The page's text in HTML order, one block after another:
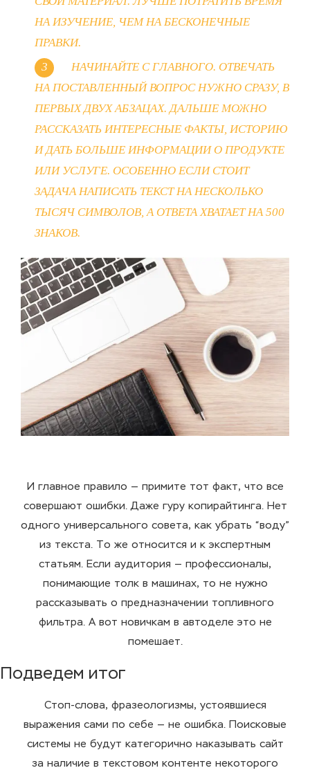
НА ИЗУЧЕНИЕ, ЧЕМ НА БЕСКОНЕЧНЫЕ
ПРАВКИ.
НАЧИНАЙТЕ С ГЛАВНОГО. ОТВЕЧАТЬ
НА ПОСТАВЛЕННЫЙ ВОПРОС НУЖНО СРАЗУ, В
ПЕРВЫХ ДВУХ АБЗАЦАХ. ДАЛЬШЕ МОЖНО
РАССКАЗАТЬ ИНТЕРЕСНЫЕ ФАКТЫ, ИСТОРИЮ
И ДАТЬ БОЛЬШЕ ИНФОРМАЦИИ О ПРОДУКТЕ
ИЛИ УСЛУГЕ. ОСОБЕННО ЕСЛИ СТОИТ
ЗАДАЧА НАПИСАТЬ ТЕКСТ НА НЕСКОЛЬКО
ТЫСЯЧ СИМВОЛОВ, А ОТВЕТА ХВАТАЕТ НА 500
ЗНАКОВ.
И главное правило — примите тот факт, что все
совершают ошибки. Даже гуру копирайтинга. Нет
одного универсального совета, как убрать “воду”
из текста. То же относится и к экспертным
статьям. Если аудитория — профессионалы,
понимающие толк в машинах, то не нужно
рассказывать о предназначении топливного
фильтра. А вот новичкам в автоделе это не
помешает.
Подведем итог
Стоп-слова, фразеологизмы, устоявшиеся
выражения сами по себе — не ошибка. Поисковые
системы не будут категорично наказывать сайт
за наличие в текстовом контенте некоторого